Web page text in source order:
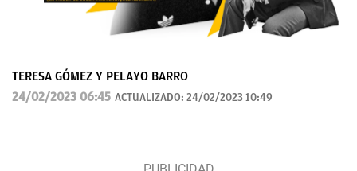
TERESA GÓMEZ Y PELAYO BARRO
24/02/2023 06:45 ACTUALIZADO: 24/02/2023 10:49